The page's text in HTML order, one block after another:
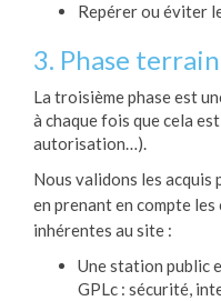
Repérer ou éviter
3. Phase terrain
La troisième phase est
à chaque fois que cela
autorisation…).
Nous validons les
en prenant en compte
inhérentes au site :
Une station public
GPLc : sécurité,